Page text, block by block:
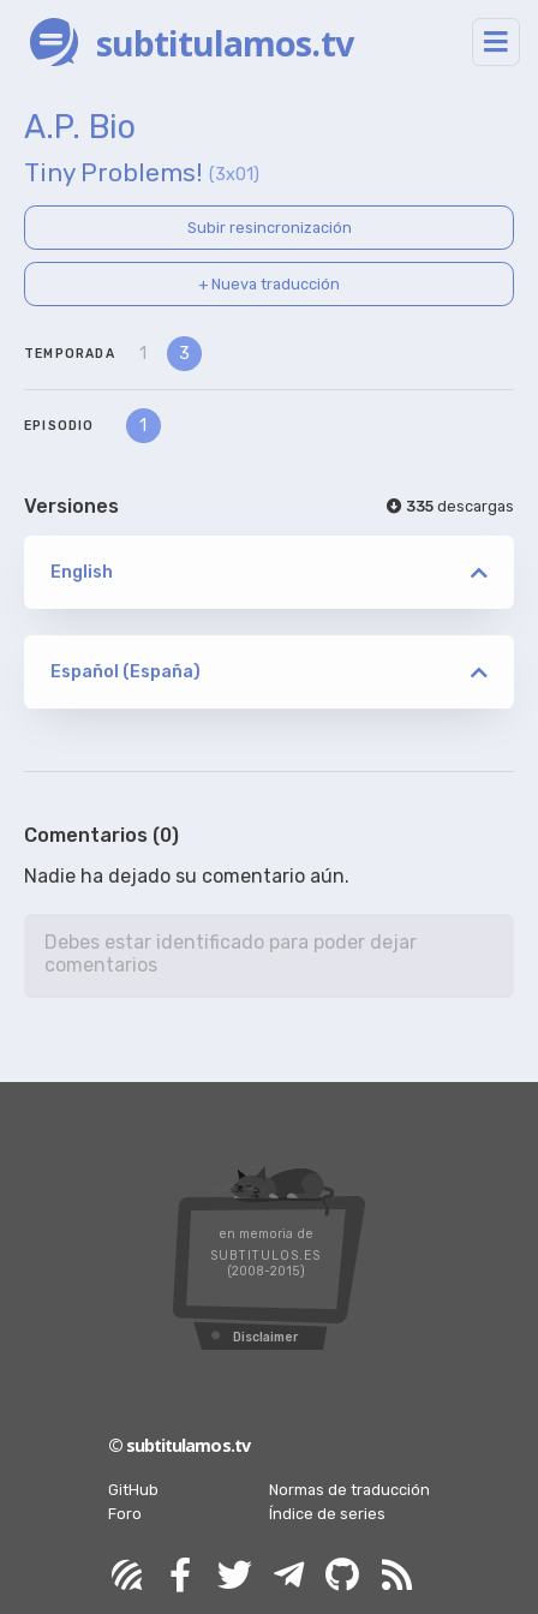
subtitulamos.tv
A.P. Bio
Tiny Problems! (3x01)
Subir resincronización
+ Nueva traducción
TEMPORADA 1 3
EPISODIO 1
Versiones 335 descargas
English
PCOK WEBRip NTb
ORIGINAL kaper90
Español (España)
PCOK WEBRip NTb
Comentarios (0)
Nadie ha dejado su comentario aún.
en memoria de
SUBTITULOS.ES
(2008-2015)
Disclaimer
© subtitulamos.tv
GitHub
Normas de traducción
Foro
Índice de series